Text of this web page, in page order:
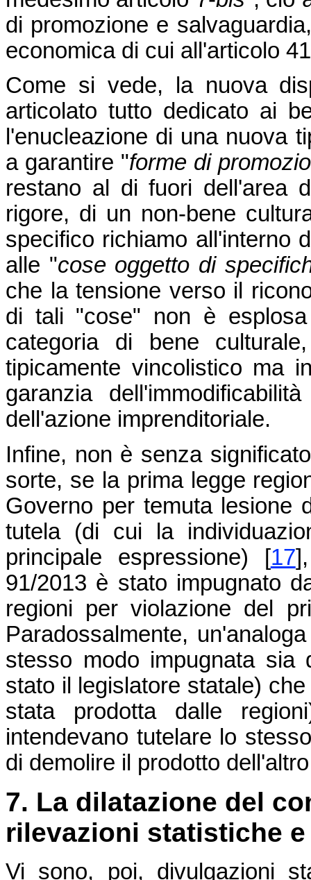
di promozione e
economica di cui all'articolo
Come si vede, la nuova
articolato tutto dedicato ai
l'enucleazione di una nuova
a garantire "forme di
restano al di fuori dell'area
rigore, di un non-bene
specifico richiamo all'interno
alle "cose oggetto di
che la tensione verso il
di tali "cose" non è
categoria di bene
tipicamente vincolistico ma
garanzia
dell'azione imprenditoriale.
Infine, non è senza
sorte, se la prima legge
Governo per temuta lesione
tutela (di cui la
principale espressione)
[17]
91/2013 è stato impugnato
regioni per violazione del
Paradossalmente,
stesso modo impugnata sia
stato il legislatore statale)
stata prodotta dalle
intendevano tutelare lo
di demolire il prodotto
7. La dilatazione del
rilevazioni statistiche
Vi sono, poi, divulgazioni